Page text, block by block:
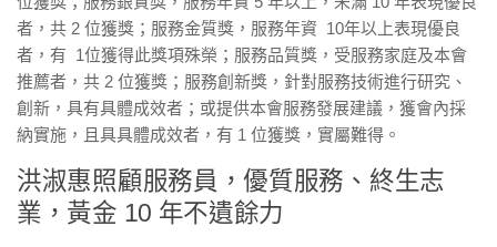
者，共 2 位獲獎；服務金質獎，服務年資 10年以上表現優良
者，有 1位獲得此獎項殊榮；服務品質獎，受服務家庭及本會
推薦者，共 2 位獲獎；服務創新獎，針對服務技術進行研究、
創新，具有具體成效者；或提供本會服務發展建議，獲會內採
納實施，且具具體成效者，有 1 位獲獎，實屬難得。
洪淑惠照顧服務員，優質服務、終生志
業，黃金 10 年不遺餘力